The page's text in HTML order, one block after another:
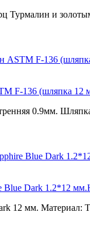
Турмалин и
F-136 (шляпка 12
0.9мм.
Blue Dark 1.2*12
12 мм. Материал: